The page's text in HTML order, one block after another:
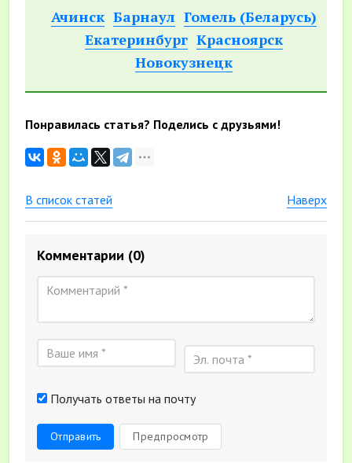
Ачинск Барнаул Гомель (Беларусь)
Екатеринбург Красноярск
Новокузнецк
Понравилась статья? Поделись с друзьями!
В список статей Наверх
Комментарии (0)
Получать ответы на почту
Отправить Предпросмотр